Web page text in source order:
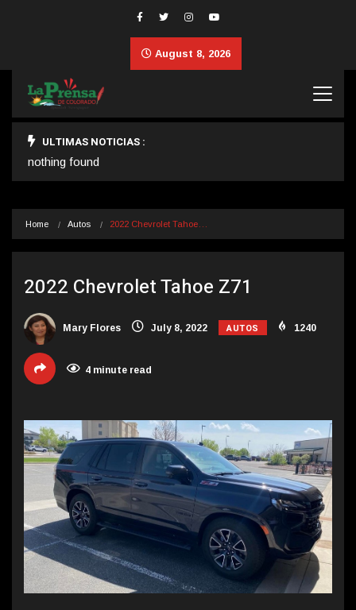
August 8, 2026
ULTIMAS NOTICIAS :
nothing found
Home Autos 2022 Chevrolet Tahoe…
2022 Chevrolet Tahoe Z71
Mary Flores July 8, 2022 AUTOS 1240
4 minute read